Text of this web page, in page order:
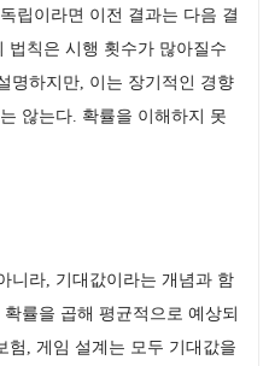
립이라면 이전 결과는 다음 결
법칙은 시행 횟수가 많아질수
명하지만, 이는 장기적인 경향
않는다. 확률을 이해하지 못
니라, 기대값이라는 개념과 함
률을 곱해 평균적으로 예상되
험, 게임 설계는 모두 기대값을